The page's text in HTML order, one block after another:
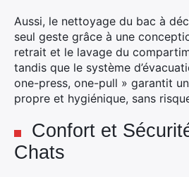
Aussi, le nettoyage du bac à
seul geste grâce à une
retrait et le lavage du
tandis que le système
one-press, one-pull » garantit
propre et hygiénique, sans
Confort et
Chats